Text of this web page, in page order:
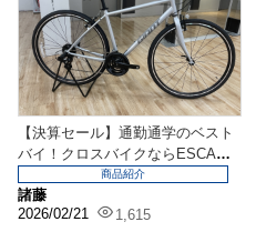
【決算セール】通勤通学のベスト
バイ！クロスバイクならESCAPE
R3がおすすめ...
諸藤
2026/02/21
1,615
商品紹介